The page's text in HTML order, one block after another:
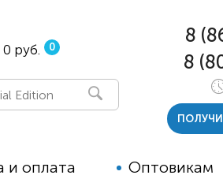
0 руб. 0
и оплата Оптовикам
8
8